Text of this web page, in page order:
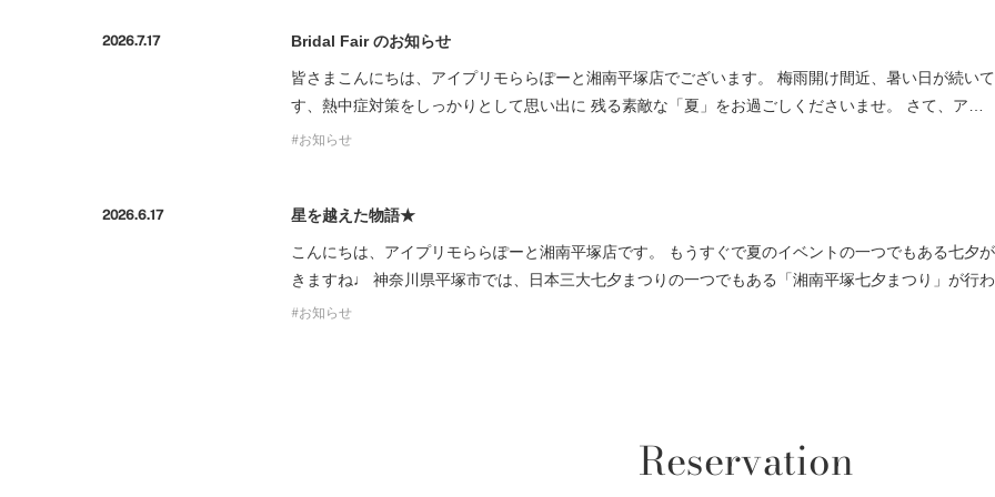
2026.7.17 Bridal Fair のお知らせ
皆さまこんにちは、アイプリモららぽーと湘南平塚店でございます。 梅雨開け間近、暑い日が続い
す、熱中症対策をしっかりとして思い出に 残る素敵な「夏」をお過ごしくださいませ。 さて、ア…
お知らせ
2026.6.17 星を越えた物語★
こんにちは、アイプリモららぽーと湘南平塚店です。 もうすぐで夏のイベントの一つでもある七夕
きますね♩ 神奈川県平塚市では、日本三大七夕まつりの一つでもある「湘南平塚七夕まつり」が行
お知らせ
Reservation